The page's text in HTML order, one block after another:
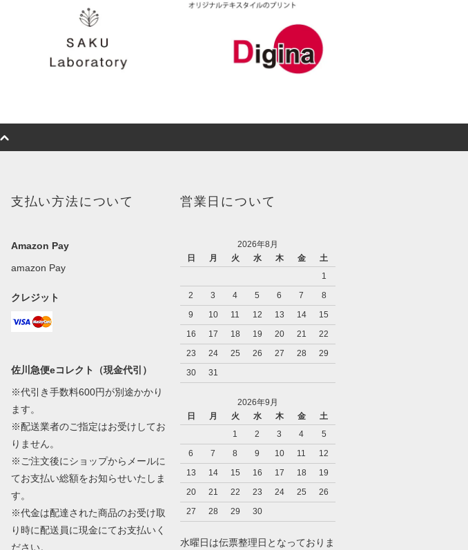
支払い方法について
Amazon Pay
amazon Pay
クレジット
佐川急便eコレクト（現金代引）
※代引き手数料600円が別途かかり
ます。
※配送業者のご指定はお受けしてお
りません。
※ご注文後にショップからメールに
てお支払い総額をお知らせいたしま
す。
※代金は配達された商品のお受け取
り時に配送員に現金にてお支払いく
ださい。
営業日について
2026年8月
日
月 火 水 木 金
土
1
2
3 4 5 6 7
8
9
10 11 12 13 14
15
16
17 18 19 20 21
22
23
24 25 26 27 28
29
30
31
2026年9月
日
月 火 水 木 金
土
1
2 3 4
5
6
7 8 9 10 11
12
13
14 15 16 17 18
19
20
21 22 23 24 25
26
27
28 29 30
水曜日は伝票整理日となっておりま